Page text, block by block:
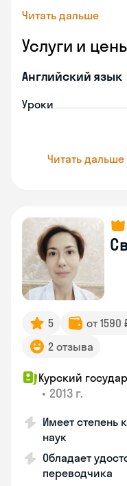
Читать дальше
Услуги и
Английский язык
Уроки
Читать дальше
5 от 1590
2 отзыва
Курский
• 2013 г.
Имеет степень
наук
Обладает
переводчика